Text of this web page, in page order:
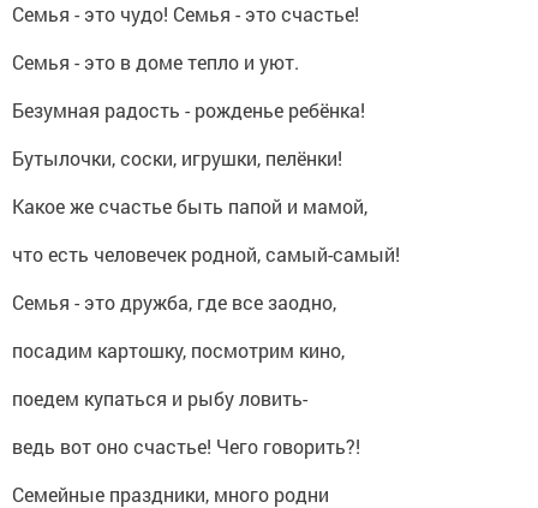
Семья - это чудо! Семья - это счастье!
Семья - это в доме тепло и уют.
Безумная радость - рожденье ребёнка!
Бутылочки, соски, игрушки, пелёнки!
Какое же счастье быть папой и мамой,
что есть человечек родной, самый-самый!
Семья - это дружба, где все заодно,
посадим картошку, посмотрим кино,
поедем купаться и рыбу ловить-
ведь вот оно счастье! Чего говорить?!
Семейные праздники, много родни